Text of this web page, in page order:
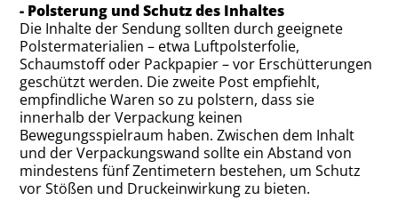
- Polsterung und Schutz des Inhaltes
Die Inhalte der Sendung sollten durch geeignete
Polstermaterialien – etwa Luftpolsterfolie,
Schaumstoff oder Packpapier – vor Erschütterungen
geschützt werden. Die zweite Post empfiehlt,
empfindliche Waren so zu polstern, dass sie
innerhalb der Verpackung keinen
Bewegungsspielraum haben. Zwischen dem Inhalt
und der Verpackungswand sollte ein Abstand von
mindestens fünf Zentimetern bestehen, um Schutz
vor Stößen und Druckeinwirkung zu bieten.